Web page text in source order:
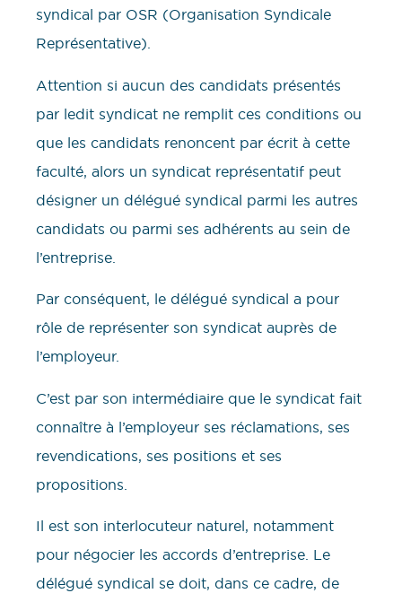
syndical par OSR (Organisation Syndicale
Représentative).
Attention si aucun des candidats présentés
par ledit syndicat ne remplit ces conditions ou
que les candidats renoncent par écrit à cette
faculté, alors un syndicat représentatif peut
désigner un délégué syndical parmi les autres
candidats ou parmi ses adhérents au sein de
l’entreprise.
Par conséquent, le délégué syndical a pour
rôle de représenter son syndicat auprès de
l’employeur.
C’est par son intermédiaire que le syndicat fait
connaître à l’employeur ses réclamations, ses
revendications, ses positions et ses
propositions.
Il est son interlocuteur naturel, notamment
pour négocier les accords d’entreprise. Le
délégué syndical se doit, dans ce cadre, de